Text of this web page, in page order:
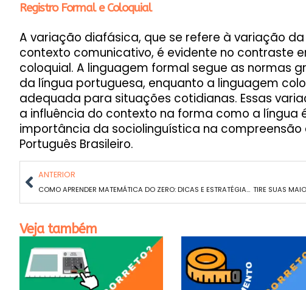
Registro Formal e Coloquial
A variação diafásica, que se refere à variação
contexto comunicativo, é evidente no contraste
coloquial. A linguagem formal segue as normas
da língua portuguesa, enquanto a linguagem
adequada para situações cotidianas. Essas
a influência do contexto na forma como a língua
importância da sociolinguística na
Português Brasileiro.
ANTERIOR
COMO APRENDER MATEMÁTICA DO ZERO: DICAS E ESTRATÉGIAS EFICAZES
Veja também